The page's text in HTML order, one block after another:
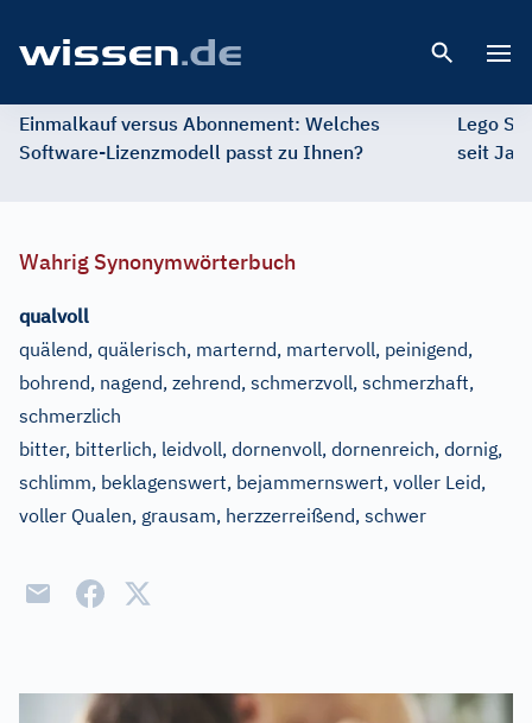
Einmalkauf versus Abonnement: Welches
Software-Lizenzmodell passt zu Ihnen?
Lego
seit
Wahrig Synonymwörterbuch
qualvoll
quälend, quälerisch, marternd, martervoll, peinigend,
bohrend, nagend, zehrend, schmerzvoll, schmerzhaft,
schmerzlich
bitter, bitterlich, leidvoll, dornenvoll, dornenreich, dornig,
schlimm, beklagenswert, bejammernswert, voller Leid,
voller Qualen, grausam, herzzerreißend, schwer